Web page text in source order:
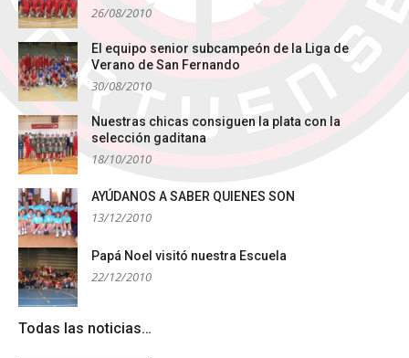
26/08/2010
El equipo senior subcampeón de la Liga de
Verano de San Fernando
30/08/2010
Nuestras chicas consiguen la plata con la
selección gaditana
18/10/2010
AYÚDANOS A SABER QUIENES SON
13/12/2010
Papá Noel visitó nuestra Escuela
22/12/2010
Todas las noticias…